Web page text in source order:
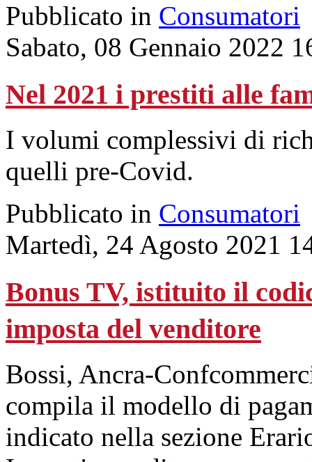
Pubblicato in Consumatori
Sabato, 08 Gennaio 2022
Nel 2021 i prestiti alle
I volumi complessivi di
quelli pre-Covid.
Pubblicato in Consumatori
Martedì, 24 Agosto 2021
Bonus TV, istituito il
imposta del venditore
Bossi, Ancra-
compila il modello di
indicato nella sezione